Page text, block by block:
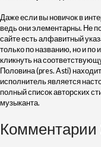
Даже если вы новичок в
ведь они элементарны. Не
сайте есть алфавитный
только по названию, но и по
кликнуть на
Половина (pres. Asti)
исполнитель является
полный список авторских
музыканта.
Комментарии